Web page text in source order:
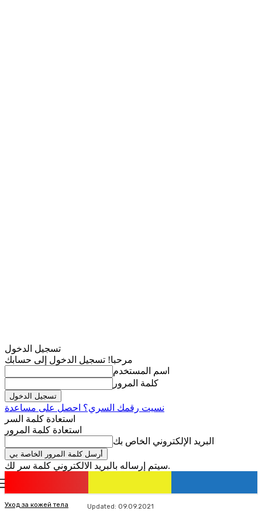
تسجيل الدخول
مرحبا! تسجيل الدخول إلى حسابك
اسم المستخدم
كلمة المرور
نسيت رقمك السري؟ احصل على مساعدة
استعادة كلمة السر
استعادة كلمة المرور
البريد الإلكتروني الخاص بك
سيتم إرساله بالبريد الالكتروني كلمة سر لك.
Уход за кожей тела Updated: 09.09.2021